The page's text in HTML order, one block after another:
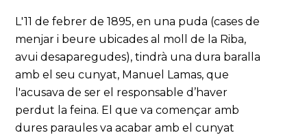
L'11 de febrer de 1895, en una puda (cases de
menjar i beure ubicades al moll de la Riba,
avui desaparegudes), tindrà una dura baralla
amb el seu cunyat, Manuel Lamas, que
l'acusava de ser el responsable d’haver
perdut la feina. El que va començar amb
dures paraules va acabar amb el cunyat